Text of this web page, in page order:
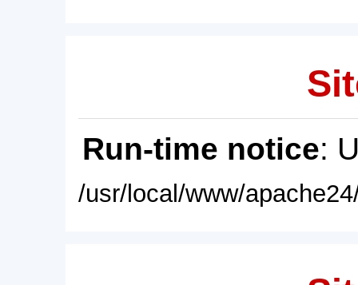
Run-time notice:
/usr/local/www/